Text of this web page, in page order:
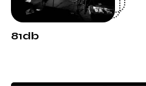
81db